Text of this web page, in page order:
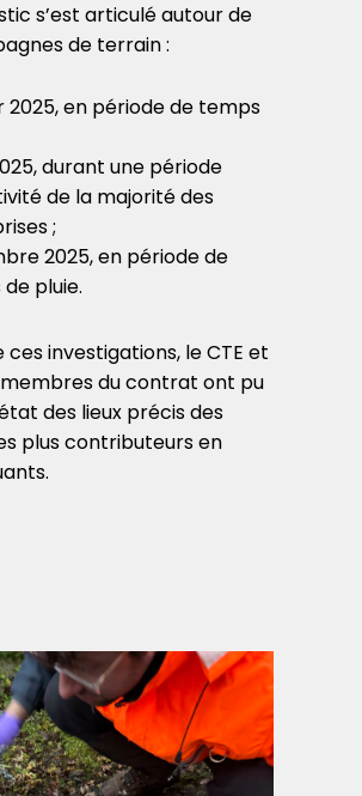
s’est articulé autour de
de terrain :
2025, en période de temps
durant une période
de la majorité des
;
2025, en période de
pluie.
ces investigations, le CTE et
du contrat ont pu
des lieux précis des
plus contributeurs en